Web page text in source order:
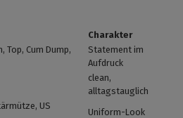
Charakter
Top, Cum Dump,
Statement im
Aufdruck
clean,
alltagstauglich
US
Uniform-Look